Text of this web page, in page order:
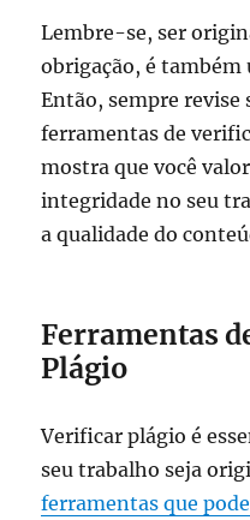
Lembre-se, ser
obrigação, é também
Então, sempre
ferramentas de
mostra que você
integridade no seu
a qualidade do
Ferramentas
Plágio
Verificar plágio é
seu trabalho seja
ferramentas que